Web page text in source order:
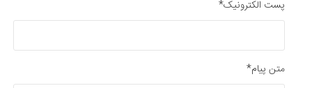
پست الکترونیک*
متن پیام*